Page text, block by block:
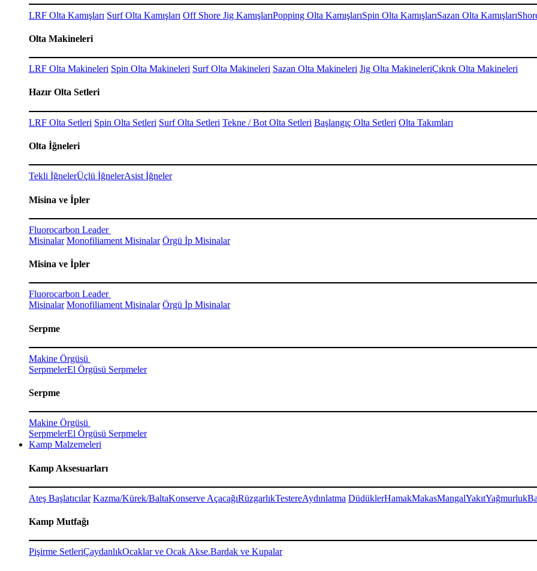
LRF Olta Kamışları Surf Olta Kamışları Off Shore Jig KamışlarıPopping Olta KamışlarıSpin Olta KamışlarıSazan Olta Kamışları
Olta Makineleri
LRF Olta Makineleri Spin Olta Makineleri Surf Olta Makineleri Sazan Olta Makineleri Jig Olta MakineleriÇıkrık Olta Makineleri
Hazır Olta Setleri
LRF Olta Setleri Spin Olta Setleri Surf Olta Setleri Tekne / Bot Olta Setleri Başlangıç Olta Setleri Olta Takımları
Olta İğneleri
Tekli İğnelerÜçlü İğnelerAsist İğneler
Misina ve İpler
Fluorocarbon Leader
Misinalar Monofiliament Misinalar Örgü İp Misinalar
Misina ve İpler
Fluorocarbon Leader
Misinalar Monofiliament Misinalar Örgü İp Misinalar
Serpme
Makine Örgüsü
SerpmelerEl Örgüsü Serpmeler
Serpme
Makine Örgüsü
SerpmelerEl Örgüsü Serpmeler
Kamp Malzemeleri
Kamp Aksesuarları
Ateş Başlatıcılar Kazma/Kürek/BaltaKonserve AçacağıRüzgarlıkTestereAydınlatma DüdüklerHamakMakasMangalYakıtYağmurluk
Kamp Mutfağı
Pişirme SetleriÇaydanlıkOcaklar ve Ocak Akse.Bardak ve Kupalar